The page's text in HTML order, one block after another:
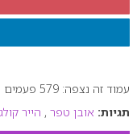
עמוד זה נצפה: 579 פעמים
תגיות: אובן טפר , הייר קולג